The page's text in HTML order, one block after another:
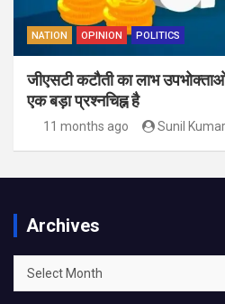
NATION OPINION POLITICS
जीएसटी कटौती का लाभ
एक बड़ा प्रश्नचिह्न है
11 months ago Sunil
Archives
Archives